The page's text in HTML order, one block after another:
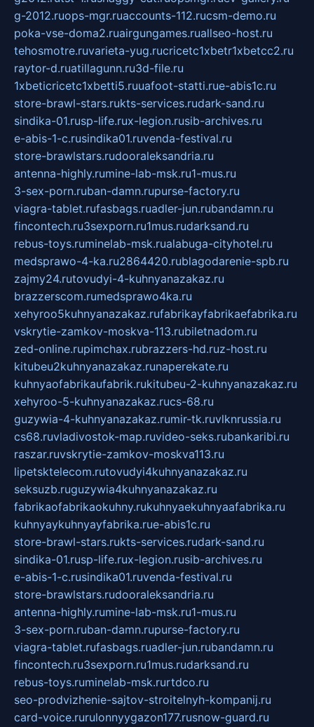
g-2012.ruops-mgr.ruaccounts-112.rucsm-demo.ru
poka-vse-doma2.ruairgungames.ruallseo-host.ru
tehosmotre.ruvarieta-yug.rucricetc1xbetr1xbetcc2.ru
raytor-d.ruatillagunn.ru3d-file.ru
1xbeticricetc1xbetti5.ruuafoot-statti.rue-abis1c.ru
store-brawl-stars.rukts-services.rudark-sand.ru
sindika-01.rusp-life.rux-legion.rusib-archives.ru
e-abis-1-c.rusindika01.ruvenda-festival.ru
store-brawlstars.rudooraleksandria.ru
antenna-highly.rumine-lab-msk.ru1-mus.ru
3-sex-porn.ruban-damn.rupurse-factory.ru
viagra-tablet.rufasbags.ruadler-jun.rubandamn.ru
fincontech.ru3sexporn.ru1mus.rudarksand.ru
rebus-toys.ruminelab-msk.rualabuga-cityhotel.ru
medsprawo-4-ka.ru2864420.rublagodarenie-spb.ru
zajmy24.rutovudyi-4-kuhnyanazakaz.ru
brazzerscom.rumedsprawo4ka.ru
xehyroo5kuhnyanazakaz.rufabrikayfabrikaefabrika.ru
vskrytie-zamkov-moskva-113.rubiletnadom.ru
zed-online.rupimchax.rubrazzers-hd.ruz-host.ru
kitubeu2kuhnyanazakaz.runaperekate.ru
kuhnyaofabrikaufabrik.rukitubeu-2-kuhnyanazakaz.ru
xehyroo-5-kuhnyanazakaz.rucs-68.ru
guzywia-4-kuhnyanazakaz.rumir-tk.ruvlknrussia.ru
cs68.ruvladivostok-map.ruvideo-seks.rubankaribi.ru
raszar.ruvskrytie-zamkov-moskva113.ru
lipetsktelecom.rutovudyi4kuhnyanazakaz.ru
seksuzb.ruguzywia4kuhnyanazakaz.ru
fabrikaofabrikaokuhny.rukuhnyaekuhnyaafabrika.ru
kuhnyaykuhnyayfabrika.rue-abis1c.ru
store-brawl-stars.rukts-services.rudark-sand.ru
sindika-01.rusp-life.rux-legion.rusib-archives.ru
e-abis-1-c.rusindika01.ruvenda-festival.ru
store-brawlstars.rudooraleksandria.ru
antenna-highly.rumine-lab-msk.ru1-mus.ru
3-sex-porn.ruban-damn.rupurse-factory.ru
viagra-tablet.rufasbags.ruadler-jun.rubandamn.ru
fincontech.ru3sexporn.ru1mus.rudarksand.ru
rebus-toys.ruminelab-msk.rurtdco.ru
seo-prodvizhenie-sajtov-stroitelnyh-kompanij.ru
card-voice.rurulonnyygazon177.rusnow-guard.ru